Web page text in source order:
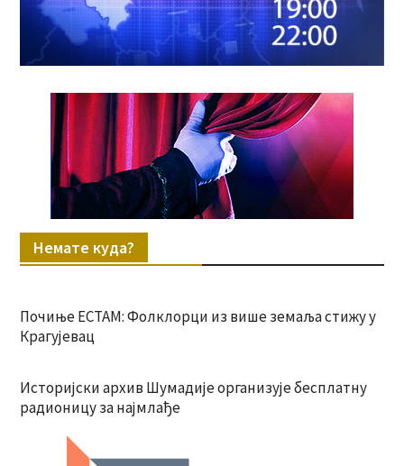
Немате куда?
Почиње ЕСТАМ: Фолклорци из више земаља стижу у
Крагујевац
Историјски архив Шумадије организује бесплатну
радионицу за најмлађе